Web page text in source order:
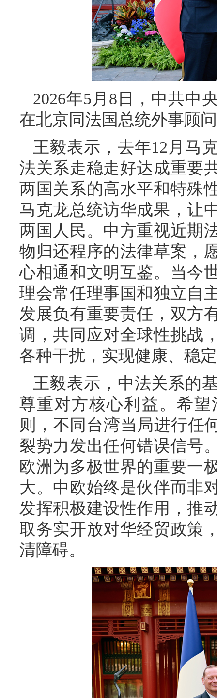
2026年5月8日，中共中
在北京同法国总统外事顾
王毅表示，去年12月马
法关系走稳走好达成重要
两国关系的高水平和特殊
马克龙总统访华成果，让
两国人民。中方重视近期
物归还程序的法律草案，
心相通和文明互鉴。当今
理会常任理事国和独立自
发展负有重要责任，双方
调，共同应对全球性挑战
各种干扰，实现健康、稳
王毅表示，中法关系的
尊重对方核心利益。希
则，不同台湾当局进行任
裂势力发出任何错误信号
欧洲为多极世界的重要一
大。中欧始终是伙伴而非
发挥积极建设性作用，推
取务实开放对华经贸政策
清障碍。